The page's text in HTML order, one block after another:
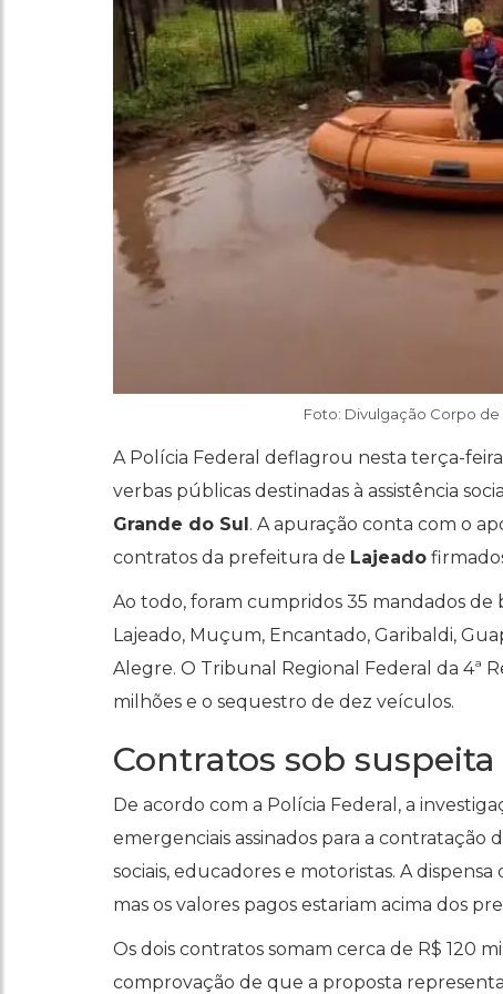
Foto: Divulgação Corpo
A Polícia Federal deflagrou nesta terça-
verbas públicas destinadas à assistência
Grande do Sul. A apuração conta com o
contratos da prefeitura de Lajeado
Ao todo, foram cumpridos 35 mandados
Lajeado, Muçum, Encantado, Garibaldi,
Alegre. O Tribunal Regional Federal da 4ª
milhões e o sequestro de dez veículos.
Contratos sob suspeita
De acordo com a Polícia Federal, a
emergenciais assinados para a contratação
sociais, educadores e motoristas. A
mas os valores pagos estariam acima dos
Os dois contratos somam cerca de R$ 120
comprovação de que a proposta